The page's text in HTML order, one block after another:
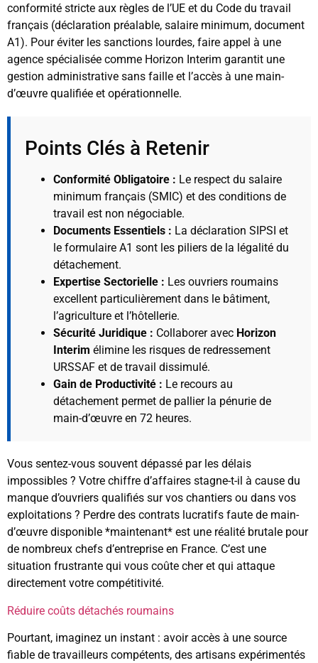
conformité stricte aux règles de l’UE et du Code du travail
français (déclaration préalable, salaire minimum, document
A1). Pour éviter les sanctions lourdes, faire appel à une
agence spécialisée comme Horizon Interim garantit une
gestion administrative sans faille et l’accès à une main-
d’œuvre qualifiée et opérationnelle.
Points Clés à Retenir
Conformité Obligatoire : Le respect du salaire
minimum français (SMIC) et des conditions de
travail est non négociable.
Documents Essentiels : La déclaration SIPSI et
le formulaire A1 sont les piliers de la légalité du
détachement.
Expertise Sectorielle : Les ouvriers roumains
excellent particulièrement dans le bâtiment,
l’agriculture et l’hôtellerie.
Sécurité Juridique : Collaborer avec Horizon
Interim élimine les risques de redressement
URSSAF et de travail dissimulé.
Gain de Productivité : Le recours au
détachement permet de pallier la pénurie de
main-d’œuvre en 72 heures.
Vous sentez-vous souvent dépassé par les délais
impossibles ? Votre chiffre d’affaires stagne-t-il à cause du
manque d’ouvriers qualifiés sur vos chantiers ou dans vos
exploitations ? Perdre des contrats lucratifs faute de main-
d’œuvre disponible *maintenant* est une réalité brutale pour
de nombreux chefs d’entreprise en France. C’est une
situation frustrante qui vous coûte cher et qui attaque
directement votre compétitivité.
Réduire coûts détachés roumains
Pourtant, imaginez un instant : avoir accès à une source
fiable de travailleurs compétents, des artisans expérimentés